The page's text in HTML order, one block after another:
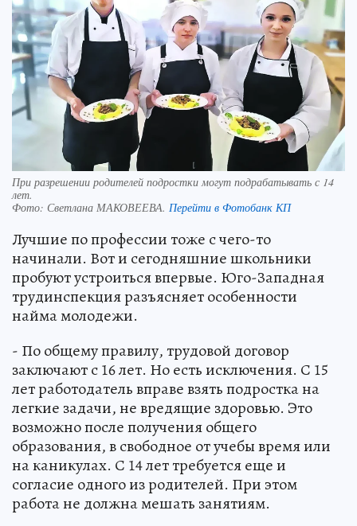
При разрешении родителей подростки могут подрабатывать с 14
лет.
Фото: Светлана МАКОВЕЕВА. Перейти в Фотобанк КП
Лучшие по профессии тоже с чего-то
начинали. Вот и сегодняшние школьники
пробуют устроиться впервые. Юго-Западная
трудинспекция разъясняет особенности
найма молодежи.
- По общему правилу, трудовой договор
заключают с 16 лет. Но есть исключения. С 15
лет работодатель вправе взять подростка на
легкие задачи, не вредящие здоровью. Это
возможно после получения общего
образования, в свободное от учебы время или
на каникулах. С 14 лет требуется еще и
согласие одного из родителей. При этом
работа не должна мешать занятиям.